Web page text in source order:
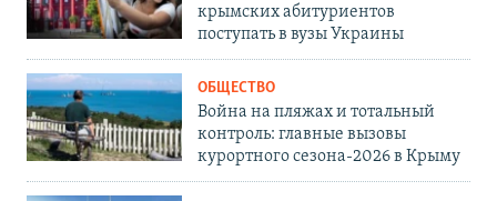
крымских абитуриентов
поступать в вузы Украины
ОБЩЕСТВО
Война на пляжах и тотальный
контроль: главные вызовы
курортного сезона-2026 в Крыму